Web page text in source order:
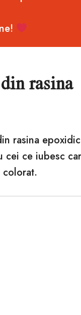
rasina
rasina
cei ce iubesc
colorat.